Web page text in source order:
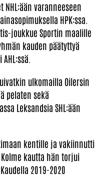
varanneeseen
HPK:ssa.
joukkue Sportin maalille
kauden päätyttyä
ulkomailla Oilersin
pelaten sekä
Leksandsia SHL:ään
kentille ja vakiinnutti
kautta hän torjui
2019-2020